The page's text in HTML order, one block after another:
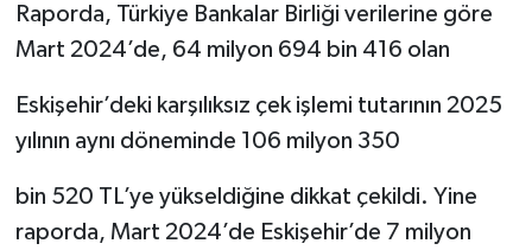
Raporda, Türkiye Bankalar Birliği verilerine göre
Mart 2024’de, 64 milyon 694 bin 416 olan
Eskişehir’deki karşılıksız çek işlemi tutarının 2025
yılının aynı döneminde 106 milyon 350
bin 520 TL’ye yükseldiğine dikkat çekildi. Yine
raporda, Mart 2024’de Eskişehir’de 7 milyon